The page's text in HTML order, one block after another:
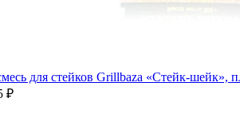
для стейков Grillbaza «Стейк-шейк»,
₽